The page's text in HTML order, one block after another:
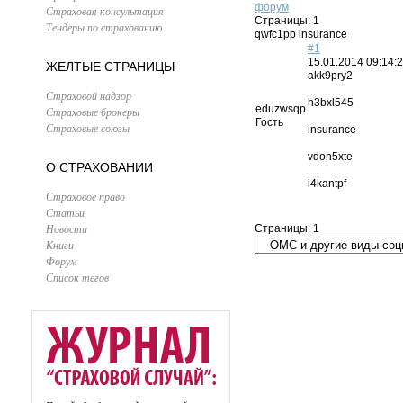
Страховая консультация
Тендеры по страхованию
ЖЕЛТЫЕ СТРАНИЦЫ
Страховой надзор
Страховые брокеры
Страховые союзы
О СТРАХОВАНИИ
Страховое право
Статьи
Новости
Книги
Форум
Список тегов
форум
Страницы: 1
qwfc1pp insurance
eduzwsqp
Гость
#1
15.01.2014
akk9pry2
h3bxl545
insurance
vdon5xte
i4kantpf
Страницы: 1